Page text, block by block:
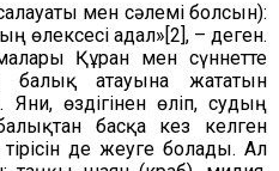
мен сәлемі болсын):
өлексесі адал»[2], – деген.
Құран мен сүннетте
балық атауына жататын
Яғни, өздігінен өліп, судың
басқа кез келген
тірісін де жеуге болады. Ал